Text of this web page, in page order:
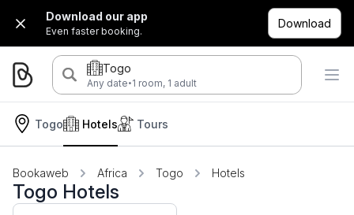
Download our app
Even faster booking.
Download
Togo
Any date·1 room, 1 adult
Togo Hotels Tours
Bookaweb Africa Togo Hotels
Togo Hotels